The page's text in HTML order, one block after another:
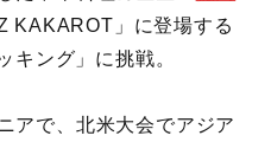
KAKAROT」に登場する
キング」に挑戦。
アで、北米大会でアジア